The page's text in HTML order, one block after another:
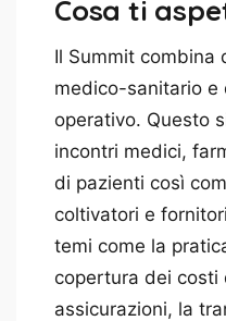
Cosa ti
Il Summit combina
medico-sanitario e
operativo. Questo
incontri medici,
di pazienti così
coltivatori e
temi come la
copertura dei costi
assicurazioni, la